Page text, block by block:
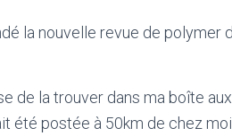
la nouvelle revue de polymer
de la trouver dans ma boîte
été postée à 50km de chez